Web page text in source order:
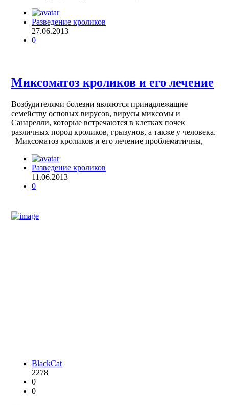
Разведение кроликов
27.06.2013
0
Миксоматоз кроликов и его лечение
Возбудителями болезни являются принадлежащие
семейству осповых вирусов, вирусы миксомы и
Санарелли, которые встречаются в клетках почек
различных пород кроликов, грызунов, а также у человека.
Миксоматоз кроликов и его лечение проблематичны,
Разведение кроликов
11.06.2013
0
BlackCat
2278
0
0